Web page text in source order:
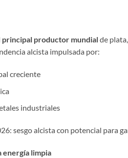
principal productor mundialde
alcista impulsada por:
creciente
industriales
sesgo alcista con potencial para
energía limpia